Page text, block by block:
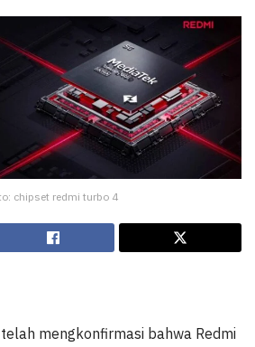
chipset redmi turbo 4
telah mengkonfirmasi bahwa Redmi